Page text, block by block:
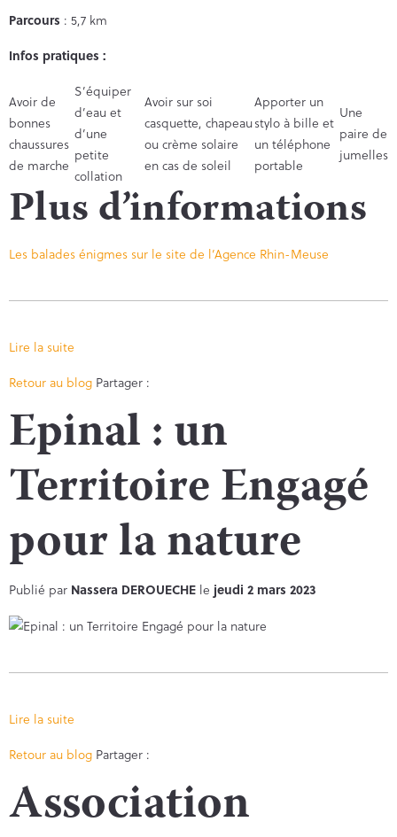
Parcours : 5,7 km
Infos pratiques :
Avoir de
bonnes
chaussures
de marche
S’équiper
d’eau et
d’une
petite
collation
Avoir sur soi
casquette, chapeau
ou crème solaire
en cas de soleil
Apporter un
stylo à bille et
un téléphone
portable
Une
paire de
jumelles
Plus d’informations
Les balades énigmes sur le site de l’Agence Rhin-Meuse
Lire la suite
Retour au blog Partager :
Epinal : un
Territoire Engagé
pour la nature
Publié par Nassera DEROUECHE le jeudi 2 mars 2023
Lire la suite
Retour au blog Partager :
Association